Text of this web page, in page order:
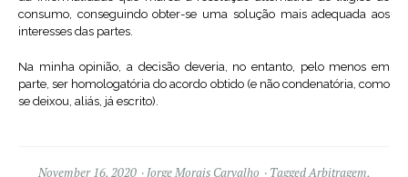
consumo, conseguindo obter-se uma solução mais adequada aos
interesses das partes.
Na minha opinião, a decisão deveria, no entanto, pelo menos em
parte, ser homologatória do acordo obtido (e não condenatória, como
se deixou, aliás, já escrito).
November 16, 2020 Jorge Morais Carvalho TaggedArbitragem,